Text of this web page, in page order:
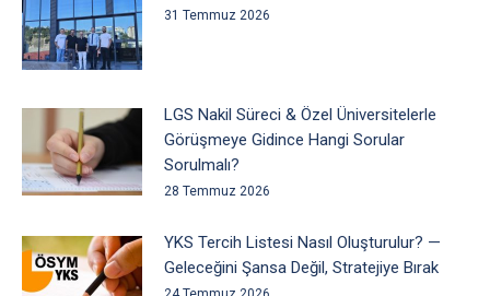
31 Temmuz 2026
LGS Nakil Süreci & Özel Üniversitelerle
Görüşmeye Gidince Hangi Sorular
Sorulmalı?
28 Temmuz 2026
YKS Tercih Listesi Nasıl Oluşturulur? —
Geleceğini Şansa Değil, Stratejiye Bırak